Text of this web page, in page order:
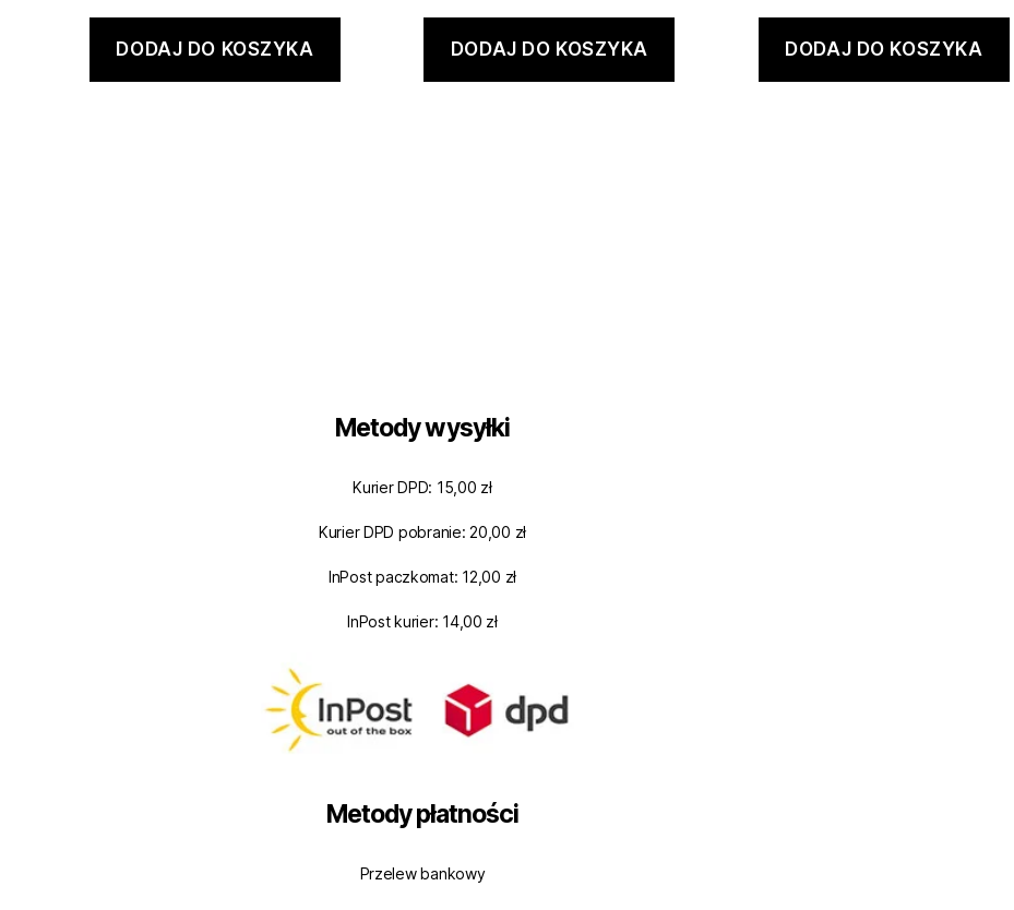
DODAJ DO KOSZYKA DODAJ DO KOSZYKA DODAJ DO KOSZYKA
Metody wysyłki
Kurier DPD: 15,00 zł
Kurier DPD pobranie: 20,00 zł
InPost paczkomat: 12,00 zł
InPost kurier: 14,00 zł
Metody płatności
Przelew bankowy